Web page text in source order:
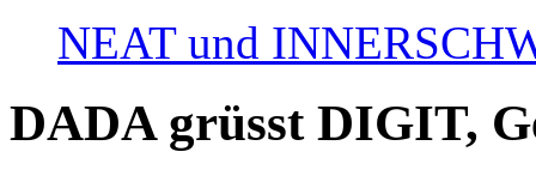
NEAT und
DADA grüsst DIGIT,